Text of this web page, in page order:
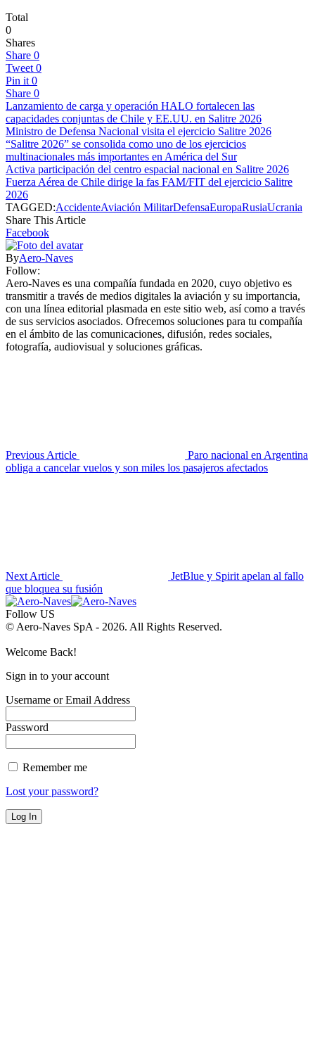
Total
0
Shares
Share 0
Tweet 0
Pin it 0
Share 0
Lanzamiento de carga y operación HALO fortalecen las
capacidades conjuntas de Chile y EE.UU. en Salitre 2026
Ministro de Defensa Nacional visita el ejercicio Salitre 2026
“Salitre 2026” se consolida como uno de los ejercicios
multinacionales más importantes en América del Sur
Activa participación del centro espacial nacional en Salitre 2026
Fuerza Aérea de Chile dirige la fas FAM/FIT del ejercicio Salitre
2026
TAGGED:AccidenteAviación MilitarDefensaEuropaRusiaUcrania
Share This Article
Facebook
ByAero-Naves
Follow:
Aero-Naves es una compañía fundada en 2020, cuyo objetivo es
transmitir a través de medios digitales la aviación y su importancia,
con una línea editorial plasmada en este sitio web, así como a través
de sus servicios asociados. Ofrecemos soluciones para tu compañía
en el ámbito de las comunicaciones, difusión, redes sociales,
fotografía, audiovisual y soluciones gráficas.
Previous Article
Paro nacional en Argentina
obliga a cancelar vuelos y son miles los pasajeros afectados
Next Article
JetBlue y Spirit apelan al fallo
que bloquea su fusión
Follow US
© Aero-Naves SpA - 2026. All Rights Reserved.
Welcome Back!
Sign in to your account
Username or Email Address
Password
Remember me
Lost your password?